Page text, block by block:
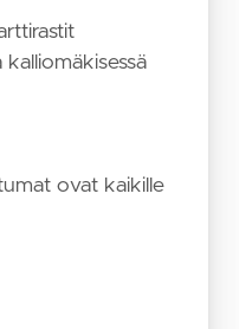
ovat kaikille